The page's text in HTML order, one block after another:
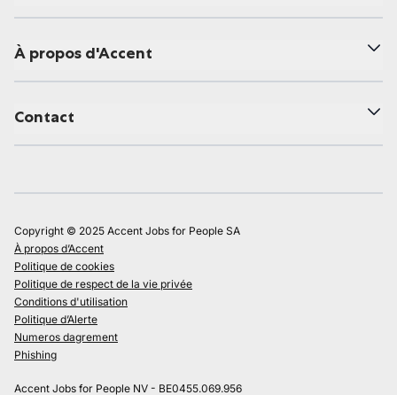
À propos d'Accent
Contact
Copyright © 2025 Accent Jobs for People SA
À propos d’Accent
Politique de cookies
Politique de respect de la vie privée
Conditions d'utilisation
Politique d’Alerte
Numeros dagrement
Phishing
Accent Jobs for People NV - BE0455.069.956